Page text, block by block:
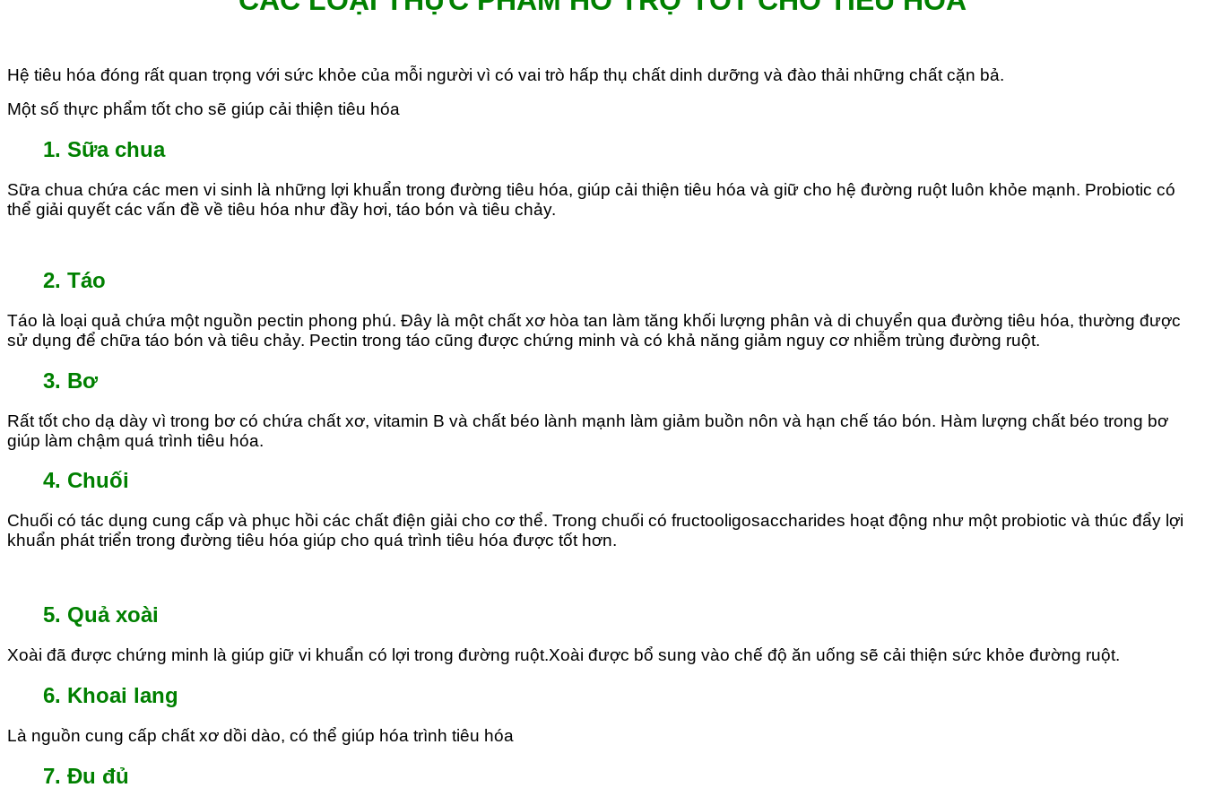
Hệ tiêu hóa đóng rất quan trọng với sức khỏe của mỗi người vì có vai trò hấp thụ chất dinh dưỡng và đào thải những chất cặn bả.
Một số thực phẩm tốt cho sẽ giúp cải thiện tiêu hóa
1. Sữa chua
Sữa chua chứa các men vi sinh là những lợi khuẩn trong đường tiêu hóa, giúp cải thiện tiêu hóa và giữ cho hệ đường ruột luôn khỏe mạnh. Probiotic có
thể giải quyết các vấn đề về tiêu hóa như đầy hơi, táo bón và tiêu chảy.
2. Táo
Táo là loại quả chứa một nguồn pectin phong phú. Đây là một chất xơ hòa tan làm tăng khối lượng phân và di chuyển qua đường tiêu hóa, thường được
sử dụng để chữa táo bón và tiêu chảy. Pectin trong táo cũng được chứng minh và có khả năng giảm nguy cơ nhiễm trùng đường ruột.
3. Bơ
Rất tốt cho dạ dày vì trong bơ có chứa chất xơ, vitamin B và chất béo lành mạnh làm giảm buồn nôn và hạn chế táo bón. Hàm lượng chất béo trong bơ
giúp làm chậm quá trình tiêu hóa.
4. Chuối
Chuối có tác dụng cung cấp và phục hồi các chất điện giải cho cơ thể. Trong chuối có fructooligosaccharides hoạt động như một probiotic và thúc đẩy lợi
khuẩn phát triển trong đường tiêu hóa giúp cho quá trình tiêu hóa được tốt hơn.
5. Quả xoài
Xoài đã được chứng minh là giúp giữ vi khuẩn có lợi trong đường ruột.Xoài được bổ sung vào chế độ ăn uống sẽ cải thiện sức khỏe đường ruột.
6. Khoai lang
Là nguồn cung cấp chất xơ dồi dào, có thể giúp hóa trình tiêu hóa
7. Đu đủ